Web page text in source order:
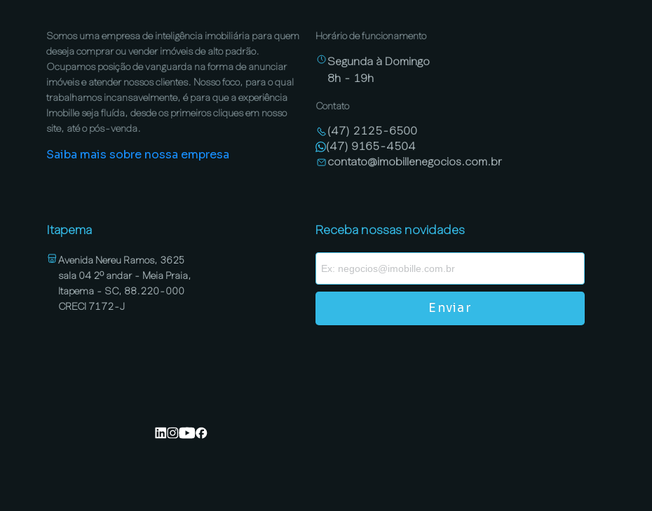
Somos uma empresa de inteligência imobiliária para quem
deseja comprar ou vender imóveis de alto padrão.
Ocupamos posição de vanguarda na forma de anunciar
imóveis e atender nossos clientes. Nosso foco, para o qual
trabalhamos incansavelmente, é para que a experiência
Imobille seja fluída, desde os primeiros cliques em nosso
site, até o pós-venda.
Saiba mais sobre nossa empresa
Horário de funcionamento
Segunda à Domingo
8h - 19h
Contato
(47) 2125-6500
(47) 9165-4504
contato@imobillenegocios.com.br
Itapema
Avenida Nereu Ramos, 3625
sala 04 2º andar - Meia Praia,
Itapema - SC, 88.220-000
CRECI 7172-J
Receba nossas novidades
Enviar